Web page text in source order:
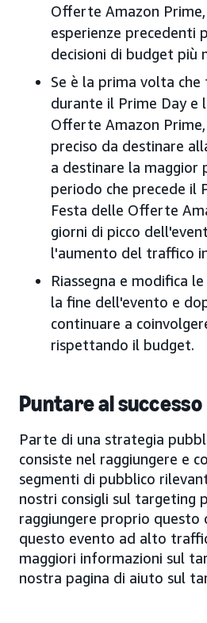
Offerte Amazon
esperienze precedenti
decisioni di budget più
Se è la prima volta
durante il Prime Day e
Offerte Amazon
preciso da destinare
a destinare la
periodo che precede il
Festa delle Offerte
giorni di picco
l'aumento del traffico
Riassegna e modifica
la fine dell'evento e
continuare a
rispettando il budget.
Puntare al successo
Parte di una strategia
consiste nel raggiungere e
segmenti di pubblico
nostri consigli sul targeting
raggiungere proprio
questo evento ad alto
maggiori informazioni sul
nostra pagina di aiuto sul